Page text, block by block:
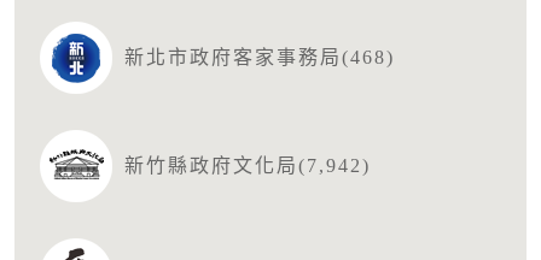
新北市政府客家事務局(468)
新竹縣政府文化局(7,942)